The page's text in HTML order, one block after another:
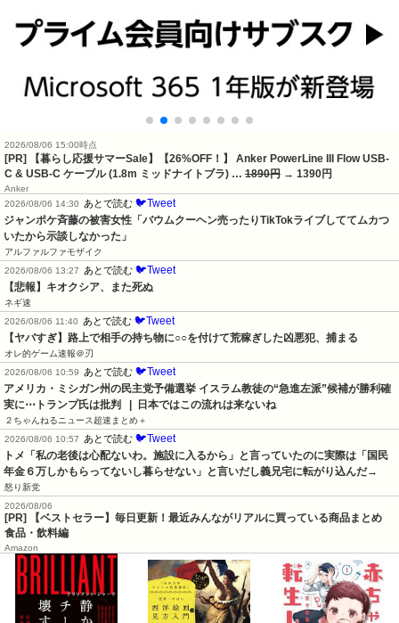
2026/08/06 15:00時点
[PR] 【暮らし応援サマーSale】【26%OFF！】 Anker PowerLine III Flow USB-
C & USB-C ケーブル (1.8m ミッドナイトブラ) … 1890円 → 1390円
Anker
2026/08/06 14:30
あとで読む 🐦Tweet
ジャンポケ斉藤の被害女性「バウムクーヘン売ったりTikTokライブしててムカつ
いたから示談しなかった」
アルファルファモザイク
2026/08/06 13:27
あとで読む 🐦Tweet
【悲報】キオクシア、また死ぬ
ネギ速
2026/08/06 11:40
あとで読む 🐦Tweet
【ヤバすぎ】路上で相手の持ち物に○○を付けて荒稼ぎした凶悪犯、捕まる
オレ的ゲーム速報＠刃
2026/08/06 10:59
あとで読む 🐦Tweet
アメリカ・ミシガン州の民主党予備選挙 イスラム教徒の“急進左派”候補が勝利確
実に⋯トランプ氏は批判   |  日本ではこの流れは来ないね
２ちゃんねるニュース超速まとめ＋
2026/08/06 10:57
あとで読む 🐦Tweet
トメ「私の老後は心配ないわ。施設に入るから」と言っていたのに実際は「国民
年金６万しかもらってないし暮らせない」と言いだし義兄宅に転がり込んだ→
怒り新党
2026/08/06
[PR] 【ベストセラー】毎日更新！最近みんながリアルに買っている商品まとめ
食品・飲料編
Amazon